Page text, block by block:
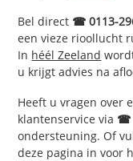
Bel direct ☎ 0113-
een vieze rioollucht
In héél Zeeland
u krijgt advies na
Heeft u vragen over
klantenservice via ☎
ondersteuning. Of
deze pagina in voor